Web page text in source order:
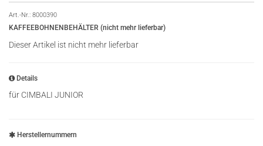
Art.-Nr.: 8000390
KAFFEEBOHNENBEHÄLTER (nicht mehr lieferbar)
Dieser Artikel ist nicht mehr lieferbar
Details
für CIMBALI JUNIOR
Herstellernummern